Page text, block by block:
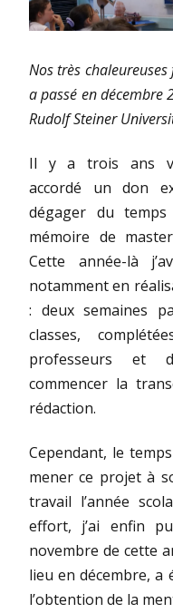
Nos très
a passé en décembre
Rudolf Steiner
Il y a trois ans
accordé un don
dégager du
mémoire de
Cette année-là
notamment en
: deux semaines
classes,
professeurs et
commencer la
rédaction.
Cependant, le
mener ce projet à
travail l’année
effort, j’ai enfin
novembre de cette
lieu en décembre, a
l’obtention de la